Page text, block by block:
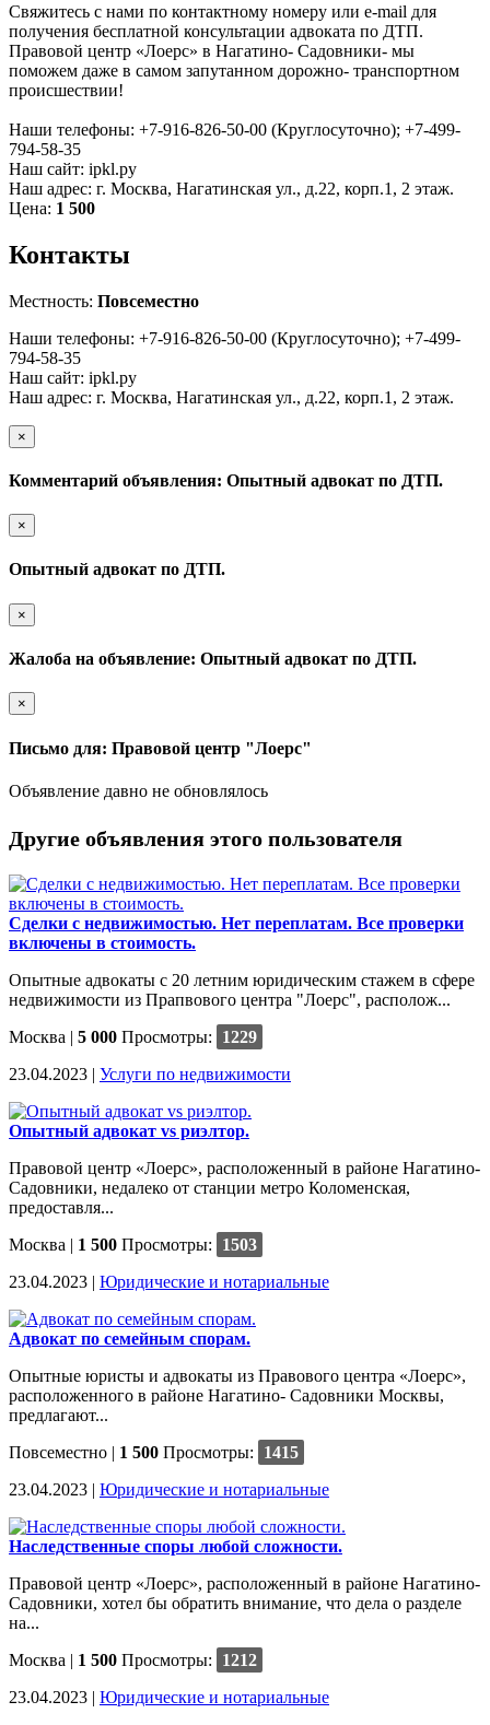
Свяжитесь с нами по контактному номеру или e-mail для
получения бесплатной консультации адвоката по ДТП.
Правовой центр «Лоерс» в Нагатино- Садовники- мы
поможем даже в самом запутанном дорожно- транспортном
происшествии!
Наши телефоны: +7-916-826-50-00 (Круглосуточно); +7-499-
794-58-35
Наш сайт: ipkl.ру
Наш адрес: г. Москва, Нагатинская ул., д.22, корп.1, 2 этаж.
Цена: 1 500
Контакты
Местность: Повсеместно
Наши телефоны: +7-916-826-50-00 (Круглосуточно); +7-499-
794-58-35
Наш сайт: ipkl.ру
Наш адрес: г. Москва, Нагатинская ул., д.22, корп.1, 2 этаж.
×
Комментарий объявления: Опытный адвокат по ДТП.
×
Опытный адвокат по ДТП.
×
Жалоба на объявление: Опытный адвокат по ДТП.
×
Письмо для: Правовой центр "Лоерс"
Объявление давно не обновлялось
Другие объявления этого пользователя
Сделки с недвижимостью. Нет переплатам. Все проверки
включены в стоимость.
Опытные адвокаты с 20 летним юридическим стажем в сфере
недвижимости из Прапвового центра "Лоерс", располож...
Москва | 5 000 Просмотры:
1229
23.04.2023 | Услуги по недвижимости
Опытный адвокат vs риэлтор.
Правовой центр «Лоерс», расположенный в районе Нагатино-
Садовники, недалеко от станции метро Коломенская,
предоставля...
Москва | 1 500 Просмотры:
1503
23.04.2023 | Юридические и нотариальные
Адвокат по семейным спорам.
Опытные юристы и адвокаты из Правового центра «Лоерс»,
расположенного в районе Нагатино- Садовники Москвы,
предлагают...
Повсеместно | 1 500 Просмотры:
1415
23.04.2023 | Юридические и нотариальные
Наследственные споры любой сложности.
Правовой центр «Лоерс», расположенный в районе Нагатино-
Садовники, хотел бы обратить внимание, что дела о разделе
на...
Москва | 1 500 Просмотры:
1212
23.04.2023 | Юридические и нотариальные